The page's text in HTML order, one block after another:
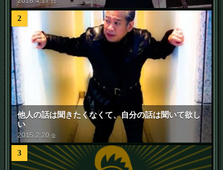
2
他人の話は聞きたくなくて、自分の話は聞いて欲し
い
2015 2 20 金
3